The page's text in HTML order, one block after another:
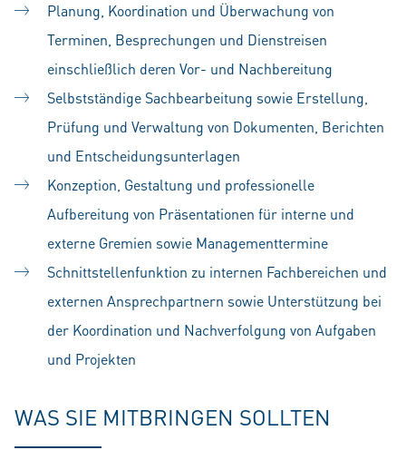
Planung, Koordination und Überwachung von
Terminen, Besprechungen und Dienstreisen
einschließlich deren Vor- und Nachbereitung
Selbstständige Sachbearbeitung sowie Erstellung,
Prüfung und Verwaltung von Dokumenten, Berichten
und Entscheidungsunterlagen
Konzeption, Gestaltung und professionelle
Aufbereitung von Präsentationen für interne und
externe Gremien sowie Managementtermine
Schnittstellenfunktion zu internen Fachbereichen und
externen Ansprechpartnern sowie Unterstützung bei
der Koordination und Nachverfolgung von Aufgaben
und Projekten
WAS SIE MITBRINGEN SOLLTEN